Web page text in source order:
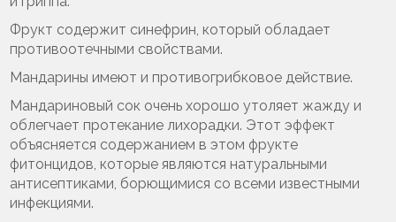
Фрукт содержит синефрин, который обладает
противоотечными свойствами.
Мандарины имеют и противогрибковое действие.
Мандариновый сок очень хорошо утоляет жажду и
облегчает протекание лихорадки. Этот эффект
объясняется содержанием в этом фрукте
фитонцидов, которые являются натуральными
антисептиками, борющимися со всеми известными
инфекциями.